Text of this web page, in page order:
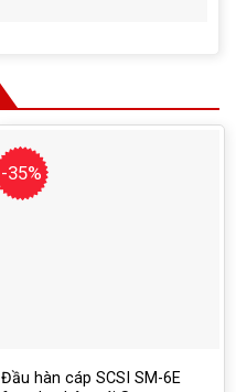
-35%
Đầu hàn cáp SCSI SM-6E